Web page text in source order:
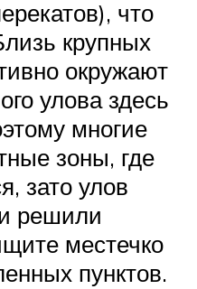
что
крупных
окружают
улова здесь
многие
зоны, где
зато улов
решили
местечко
пунктов.